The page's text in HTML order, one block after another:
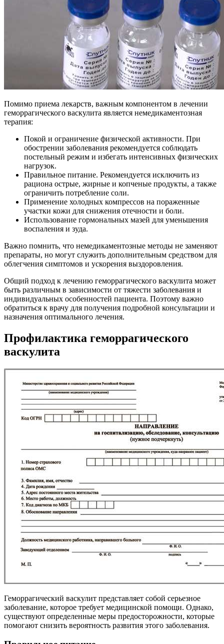
Помимо приема лекарств, важным компонентом в лечении
геморрагического васкулита является немедикаментозная
терапия:
Покой и ограничение физической активности. При
обострении заболевания рекомендуется соблюдать
постельный режим и избегать интенсивных физических
нагрузок.
Правильное питание. Рекомендуется исключить из
рациона острые, жирные и копченые продукты, а также
ограничить потребление соли.
Применение холодных компрессов на пораженные
участки кожи для снижения отечности и боли.
Использование гормональных мазей для уменьшения
воспаления и зуда.
Важно помнить, что немедикаментозные методы не заменяют
препараты, но могут служить дополнительным средством для
облегчения симптомов и ускорения выздоровления.
Общий подход к лечению геморрагического васкулита может
быть различным в зависимости от тяжести заболевания и
индивидуальных особенностей пациента. Поэтому важно
обратиться к врачу для получения подробной консультации и
назначения оптимального лечения.
Профилактика геморрагического
васкулита
Геморрагический васкулит представляет собой серьезное
заболевание, которое требует медицинской помощи. Однако,
существуют определенные меры предосторожности, которые
помогают снизить вероятность развития этого заболевания.